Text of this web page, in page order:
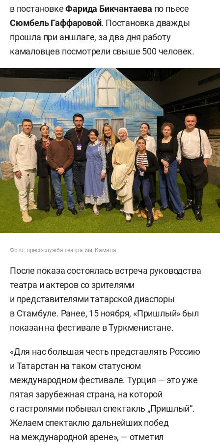
в постановкеФарида Бикчантаева по пьесе
Сюмбель Гаффаровой. Постановка дважды
прошла при аншлаге, за два дня работу
камаловцев посмотрели свыше 500 человек.
Фото: пресс-служба театра им. Камала
После показа состоялась встреча руководства
театра и актеров со зрителями
и представителями татарской диаспоры
в Стамбуле. Ранее, 15 ноября, «Пришлый» был
показан на фестивале в Туркменистане.
«Для нас большая честь представлять Россию
и Татарстан на таком статусном
международном фестивале. Турция — это уже
пятая зарубежная страна, на которой
с гастролями побывал спектакль „Пришлый“.
Желаем спектаклю дальнейших побед
на международной арене», — отметил